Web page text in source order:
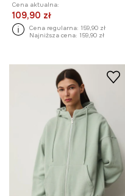
Cena aktualna:
109,90 zł
Cena regularna: 159,90 zł
Najniższa cena: 159,90 zł